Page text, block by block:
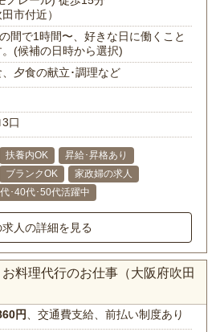
市付近）
間で1時間〜、好きな日に働くこと
(候補の日時から選択)
夕食の献立･調理など
口
扶養内OK
昇給･昇格あり
ブランクOK
家政婦の求人
･40代･50代活躍中
求人の詳細を見る
料理代行のお仕事（大阪府吹田
円 、交通費支給、前払い制度あり